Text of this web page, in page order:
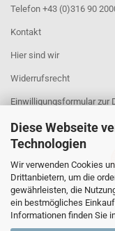
Diese Webseite
Technologien
Wir verwenden Cookies
Drittanbietern, um die
gewährleisten, die
ein bestmögliches
Informationen finden Sie
Telefon +43 (0)316 90
Kontakt
Hier sind wir
Widerrufsrecht
Einwilligungsformular zur
Rücksendeformular